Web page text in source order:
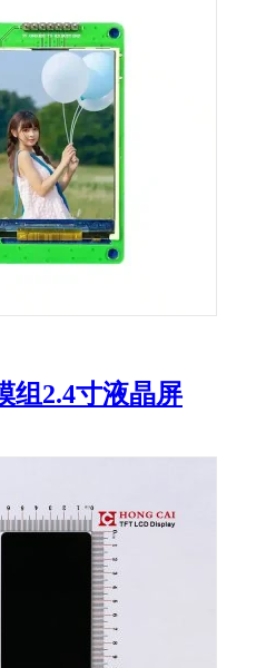
组2.4寸液晶屏